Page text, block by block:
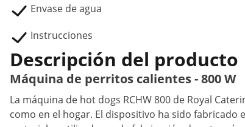
Envase de agua
Instrucciones
Descripción del producto
Máquina de perritos calientes - 800 W
La máquina de hot dogs RCHW 800 de Royal
como en el hogar. El dispositivo ha sido